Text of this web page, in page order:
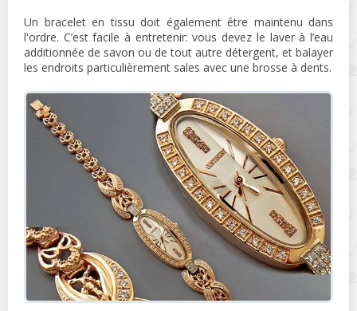
Un bracelet en tissu doit également être maintenu dans
l'ordre. C’est facile à entretenir: vous devez le laver à l’eau
additionnée de savon ou de tout autre détergent, et balayer
les endroits particulièrement sales avec une brosse à dents.